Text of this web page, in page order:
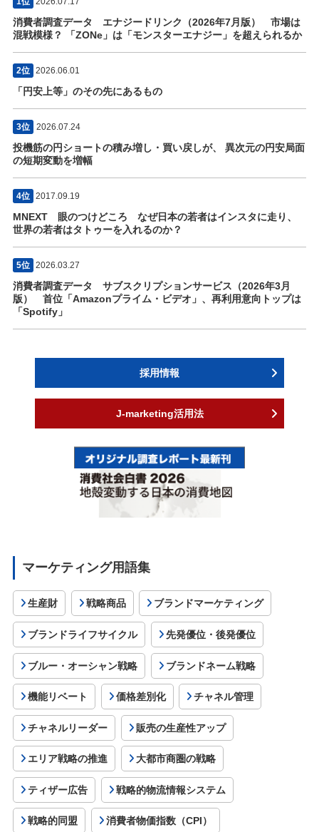
消費者調査データ エナジードリンク（2026年7月版） 市場は
混戦模様？ 「ZONe」は「モンスターエナジー」を超えられるか
2位 2026.06.01
「円安上等」のその先にあるもの
3位 2026.07.24
投機筋の円ショートの積み増し・買い戻しが、 異次元の円安局面
の短期変動を増幅
4位 2017.09.19
MNEXT 眼のつけどころ なぜ日本の若者はインスタに走り、
世界の若者はタトゥーを入れるのか？
5位 2026.03.27
消費者調査データ サブスクリプションサービス（2026年3月
版） 首位「Amazonプライム・ビデオ」、再利用意向トップは
「Spotify」
採用情報
J-marketing活用法
マーケティング用語集
生産財 戦略商品 ブランドマーケティング
ブランドライフサイクル 先発優位・後発優位
ブルー・オーシャン戦略 ブランドネーム戦略
機能リベート 価格差別化 チャネル管理
チャネルリーダー 販売の生産性アップ
エリア戦略の推進 大都市商圏の戦略
ティザー広告 戦略的物流情報システム
戦略的同盟 消費者物価指数（CPI）